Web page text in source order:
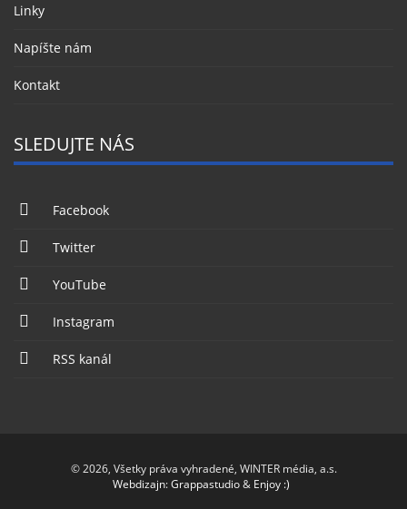
Linky
Napíšte nám
Kontakt
SLEDUJTE NÁS
Facebook
Twitter
YouTube
Instagram
RSS kanál
© 2026, Všetky práva vyhradené, WINTER média, a.s.
Webdizajn:Grappastudio& Enjoy :)